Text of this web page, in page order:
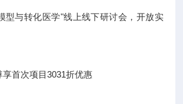
型与转化医学"线上线下研讨会，开放实
首次项目3031折优惠